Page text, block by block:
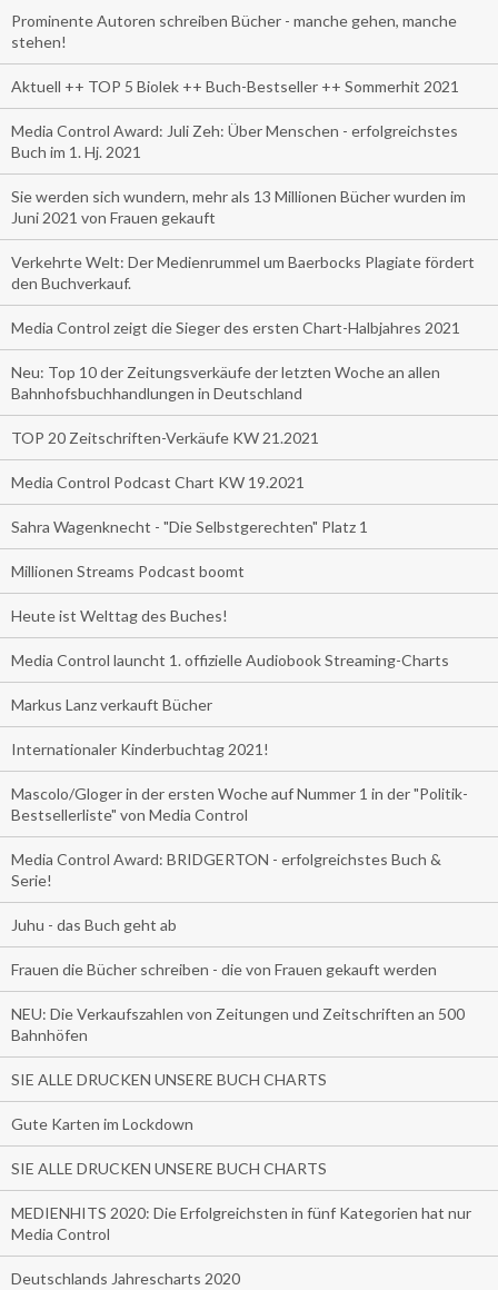
Prominente Autoren schreiben Bücher - manche gehen, manche
stehen!
Aktuell ++ TOP 5 Biolek ++ Buch-Bestseller ++ Sommerhit 2021
Media Control Award: Juli Zeh: Über Menschen - erfolgreichstes
Buch im 1. Hj. 2021
Sie werden sich wundern, mehr als 13 Millionen Bücher wurden im
Juni 2021 von Frauen gekauft
Verkehrte Welt: Der Medienrummel um Baerbocks Plagiate fördert
den Buchverkauf.
Media Control zeigt die Sieger des ersten Chart-Halbjahres 2021
Neu: Top 10 der Zeitungsverkäufe der letzten Woche an allen
Bahnhofsbuchhandlungen in Deutschland
TOP 20 Zeitschriften-Verkäufe KW 21.2021
Media Control Podcast Chart KW 19.2021
Sahra Wagenknecht - "Die Selbstgerechten" Platz 1
Millionen Streams Podcast boomt
Heute ist Welttag des Buches!
Media Control launcht 1. offizielle Audiobook Streaming-Charts
Markus Lanz verkauft Bücher
Internationaler Kinderbuchtag 2021!
Mascolo/Gloger in der ersten Woche auf Nummer 1 in der "Politik-
Bestsellerliste" von Media Control
Media Control Award: BRIDGERTON - erfolgreichstes Buch &
Serie!
Juhu - das Buch geht ab
Frauen die Bücher schreiben - die von Frauen gekauft werden
NEU: Die Verkaufszahlen von Zeitungen und Zeitschriften an 500
Bahnhöfen
SIE ALLE DRUCKEN UNSERE BUCH CHARTS
Gute Karten im Lockdown
SIE ALLE DRUCKEN UNSERE BUCH CHARTS
MEDIENHITS 2020: Die Erfolgreichsten in fünf Kategorien hat nur
Media Control
Deutschlands Jahrescharts 2020